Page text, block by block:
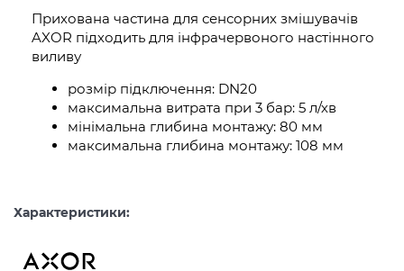
Прихована частина для сенсорних змішувачів
AXOR підходить для інфрачервоного настінного
виливу
розмір підключення: DN20
максимальна витрата при 3 бар: 5 л/хв
мінімальна глибина монтажу: 80 мм
максимальна глибина монтажу: 108 мм
Характеристики: